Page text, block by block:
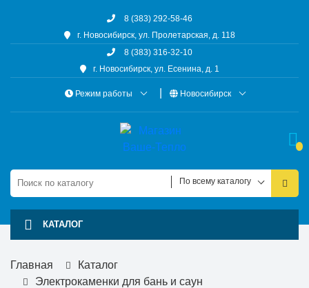
8 (383) 292-58-46
г. Новосибирск, ул. Пролетарская, д. 118
8 (383) 316-32-10
г. Новосибирск, ул. Есенина, д. 1
Режим работы Новосибирск
По всему каталогу
КАТАЛОГ
Главная
Каталог
Электрокаменки для бань и саун